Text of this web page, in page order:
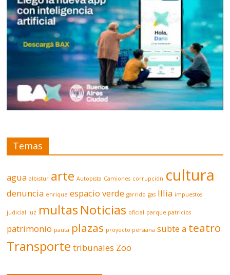
Temas
agua albistur arte Autopista Camiones corrupción cultura
denuncia enrique espacio verde garrido gas Illia impuestos
judicial luz multas Noticias oficial parque patricios
patrimonio pauta plazas proyecto persiana subte a teatro
Transporte tribunales Zoo